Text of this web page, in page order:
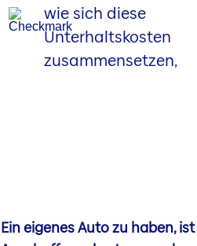
wie sich diese
Unterhaltskosten
zusammensetzen,
Ein eigenes Auto zu haben,